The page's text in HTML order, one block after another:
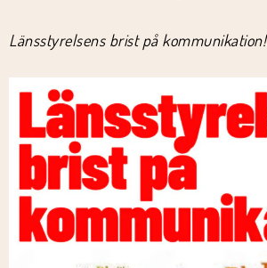
Länsstyrelsens brist på kommunikation!